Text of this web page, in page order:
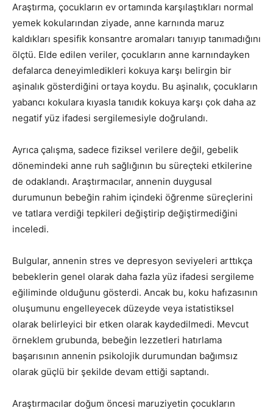
Araştırma, çocukların ev ortamında karşılaştıkları normal
yemek kokularından ziyade, anne karnında maruz
kaldıkları spesifik konsantre aromaları tanıyıp tanımadığını
ölçtü. Elde edilen veriler, çocukların anne karnındayken
defalarca deneyimledikleri kokuya karşı belirgin bir
aşinalık gösterdiğini ortaya koydu. Bu aşinalık, çocukların
yabancı kokulara kıyasla tanıdık kokuya karşı çok daha az
negatif yüz ifadesi sergilemesiyle doğrulandı.
Ayrıca çalışma, sadece fiziksel verilere değil, gebelik
dönemindeki anne ruh sağlığının bu süreçteki etkilerine
de odaklandı. Araştırmacılar, annenin duygusal
durumunun bebeğin rahim içindeki öğrenme süreçlerini
ve tatlara verdiği tepkileri değiştirip değiştirmediğini
inceledi.
Bulgular, annenin stres ve depresyon seviyeleri arttıkça
bebeklerin genel olarak daha fazla yüz ifadesi sergileme
eğiliminde olduğunu gösterdi. Ancak bu, koku hafızasının
oluşumunu engelleyecek düzeyde veya istatistiksel
olarak belirleyici bir etken olarak kaydedilmedi. Mevcut
örneklem grubunda, bebeğin lezzetleri hatırlama
başarısının annenin psikolojik durumundan bağımsız
olarak güçlü bir şekilde devam ettiği saptandı.
Araştırmacılar doğum öncesi maruziyetin çocukların